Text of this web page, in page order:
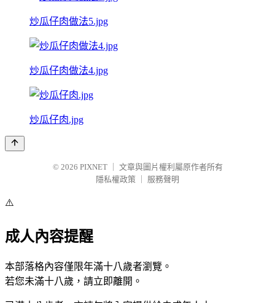
炒瓜仔肉做法5.jpg
炒瓜仔肉做法4.jpg
炒瓜仔肉.jpg
© 2026 PIXNET
文章與圖片權利屬原作者所有
隱私權政策
服務聲明
⚠️
成人內容提醒
本部落格內容僅限年滿十八歲者瀏覽。
若您未滿十八歲，請立即離開。